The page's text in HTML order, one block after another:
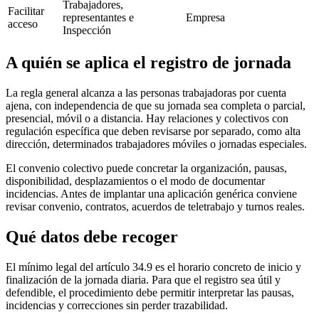
Facilitar
acceso
Trabajadores,
representantes e
Inspección
Empresa
A quién se aplica el registro de jornada
La regla general alcanza a las personas trabajadoras por cuenta
ajena, con independencia de que su jornada sea completa o parcial,
presencial, móvil o a distancia. Hay relaciones y colectivos con
regulación específica que deben revisarse por separado, como alta
dirección, determinados trabajadores móviles o jornadas especiales.
El convenio colectivo puede concretar la organización, pausas,
disponibilidad, desplazamientos o el modo de documentar
incidencias. Antes de implantar una aplicación genérica conviene
revisar convenio, contratos, acuerdos de teletrabajo y turnos reales.
Qué datos debe recoger
El mínimo legal del artículo 34.9 es el horario concreto de inicio y
finalización de la jornada diaria. Para que el registro sea útil y
defendible, el procedimiento debe permitir interpretar las pausas,
incidencias y correcciones sin perder trazabilidad.